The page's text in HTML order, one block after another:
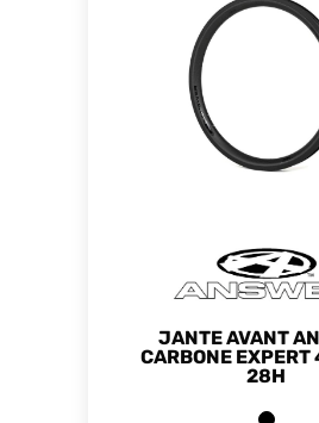
JANTE AVANT
CARBONE
28H